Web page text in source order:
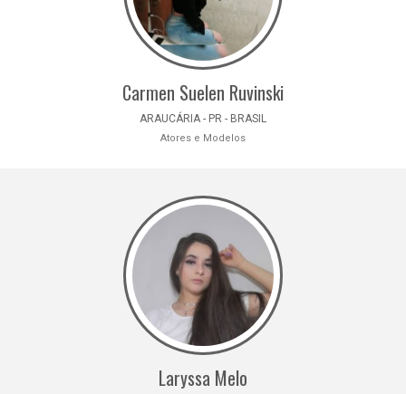
Carmen Suelen Ruvinski
ARAUCÁRIA - PR - BRASIL
Atores e Modelos
Laryssa Melo